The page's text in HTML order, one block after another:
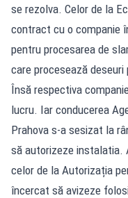
se rezolva. Celor de la
contract cu o companie
pentru procesarea de
care procesează
Însă respectiva
lucru. Iar conducerea
Prahova s-a sesizat la
să autorizeze instalatia.
celor de la Autorizația
încercat să avizeze